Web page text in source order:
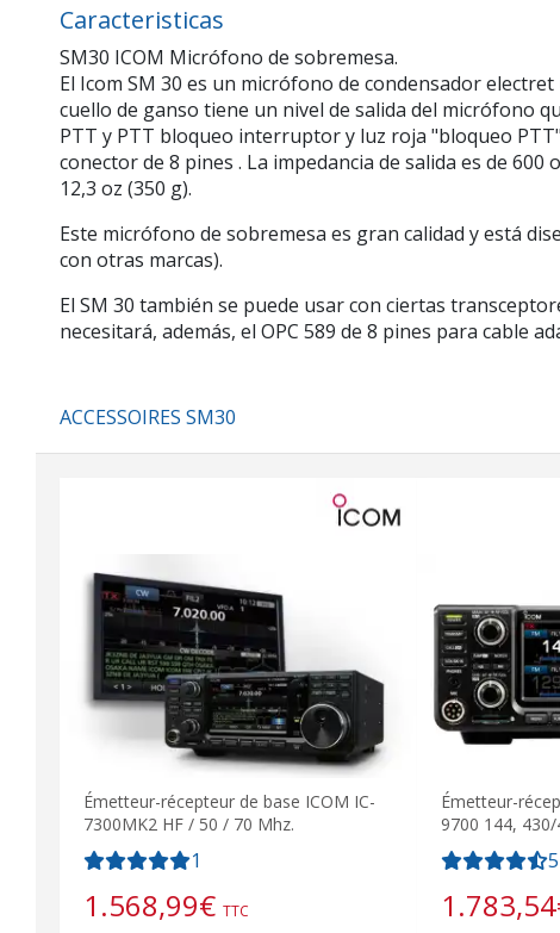
Caracteristicas
SM30 ICOM Micrófono de sobremesa.
El Icom SM 30 es un micrófono de condensador
cuello de ganso tiene un nivel de salida del micrófono
PTT y PTT bloqueo interruptor y luz roja "bloqueo
conector de 8 pines . La impedancia de salida es de
12,3 oz (350 g).
Este micrófono de sobremesa es gran calidad y está
con otras marcas).
El SM 30 también se puede usar con ciertas
necesitará, además, el OPC 589 de 8 pines para cable
ACCESSOIRES SM30
Émetteur-récepteur de base ICOM IC-
7300MK2 HF / 50 / 70 Mhz.
1
1.568,99€ TTC
Émetteur-
9700 144,
5
1.783,54